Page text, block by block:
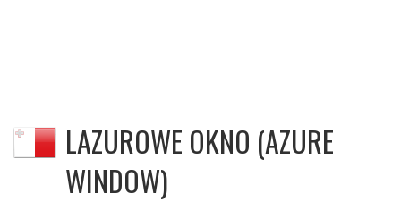
LAZUROWE OKNO (AZURE
WINDOW)